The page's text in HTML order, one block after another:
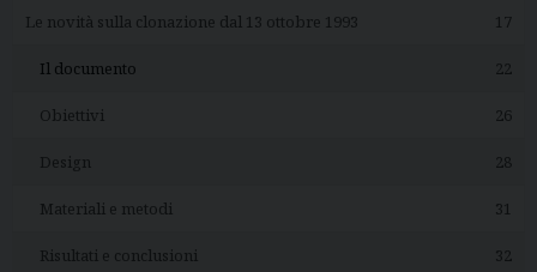
Le novità sulla clonazione dal 13 ottobre 1993 17
Il documento 22
Obiettivi 26
Design 28
Materiali e metodi 31
Risultati e conclusioni 32